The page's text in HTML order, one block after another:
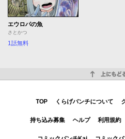
エウロパの魚
さとかつ
1話無料
TOP くらげバンチについて
持ち込み募集 ヘルプ 利用規約